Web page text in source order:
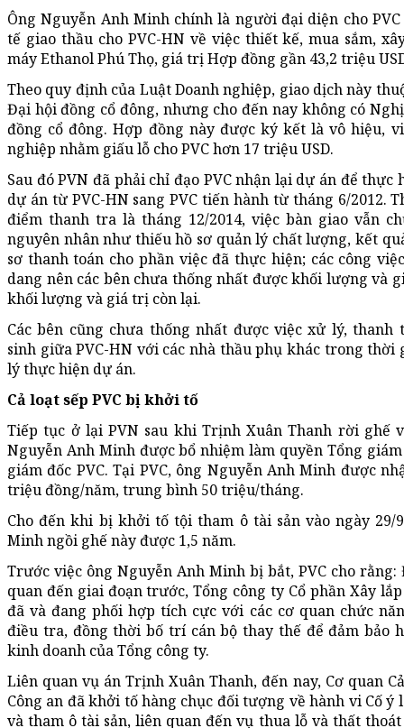
Ông Nguyễn Anh Minh chính là người đại diện cho
tế giao thầu cho PVC-HN về việc thiết kế, mua sắm,
máy Ethanol Phú Thọ, giá trị Hợp đồng gần 43,2 triệu
Theo quy định của Luật Doanh nghiệp, giao dịch này
Đại hội đồng cổ đông, nhưng cho đến nay không có
đồng cổ đông. Hợp đồng này được ký kết là vô hiệu,
nghiệp nhằm giấu lỗ cho PVC hơn 17 triệu USD.
Sau đó PVN đã phải chỉ đạo PVC nhận lại dự án để thực
dự án từ PVC-HN sang PVC tiến hành từ tháng 6/2012.
điểm thanh tra là tháng 12/2014, việc bàn giao vẫn
nguyên nhân như thiếu hồ sơ quản lý chất lượng, kết
sơ thanh toán cho phần việc đã thực hiện; các công
dang nên các bên chưa thống nhất được khối lượng và
khối lượng và giá trị còn lại.
Các bên cũng chưa thống nhất được việc xử lý, thanh
sinh giữa PVC-HN với các nhà thầu phụ khác trong thời
lý thực hiện dự án.
Cả loạt sếp PVC bị khởi tố
Tiếp tục ở lại PVN sau khi Trịnh Xuân Thanh rời ghế
Nguyễn Anh Minh được bổ nhiệm làm quyền Tổng giám
giám đốc PVC. Tại PVC, ông Nguyễn Anh Minh được
triệu đồng/năm, trung bình 50 triệu/tháng.
Cho đến khi bị khởi tố tội tham ô tài sản vào ngày 29/
Minh ngồi ghế này được 1,5 năm.
Trước việc ông Nguyễn Anh Minh bị bắt, PVC cho
quan đến giai đoạn trước, Tổng công ty Cổ phần Xây
đã và đang phối hợp tích cực với các cơ quan chức
điều tra, đồng thời bố trí cán bộ thay thế để đảm bảo
kinh doanh của Tổng công ty.
Liên quan vụ án Trịnh Xuân Thanh, đến nay, Cơ quan
Công an đã khởi tố hàng chục đối tượng về hành vi Cố
và tham ô tài sản, liên quan đến vụ thua lỗ và thất